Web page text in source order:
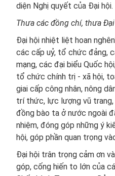
diện Nghị quyết của Đại hội.
Thưa các đồng chí, thưa
Đại hội nhiệt liệt hoan
các cấp uỷ, tổ chức đảng,
mạng, các đại biểu Quốc
tổ chức chính trị - xã hội,
giai cấp công nhân, nông
trí thức, lực lượng vũ trang,
đồng bào ta ở nước ngoài
nhiệm, đóng góp những ý
hội, góp phần quan trọng
Đại hội trân trọng cảm ơn
góp, cống hiến to lớn của